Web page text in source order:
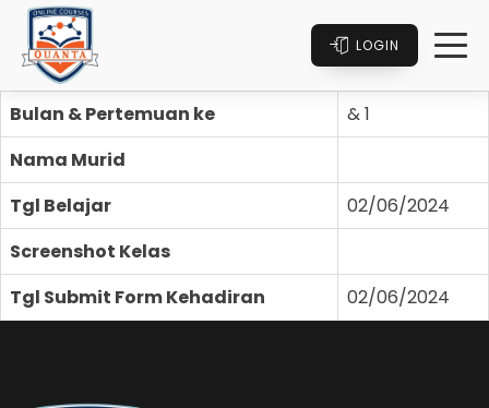
LOGIN
Bulan & Pertemuan ke
& 1
Nama Murid
Tgl Belajar
02/06/2024
Screenshot Kelas
Tgl Submit Form Kehadiran
02/06/2024